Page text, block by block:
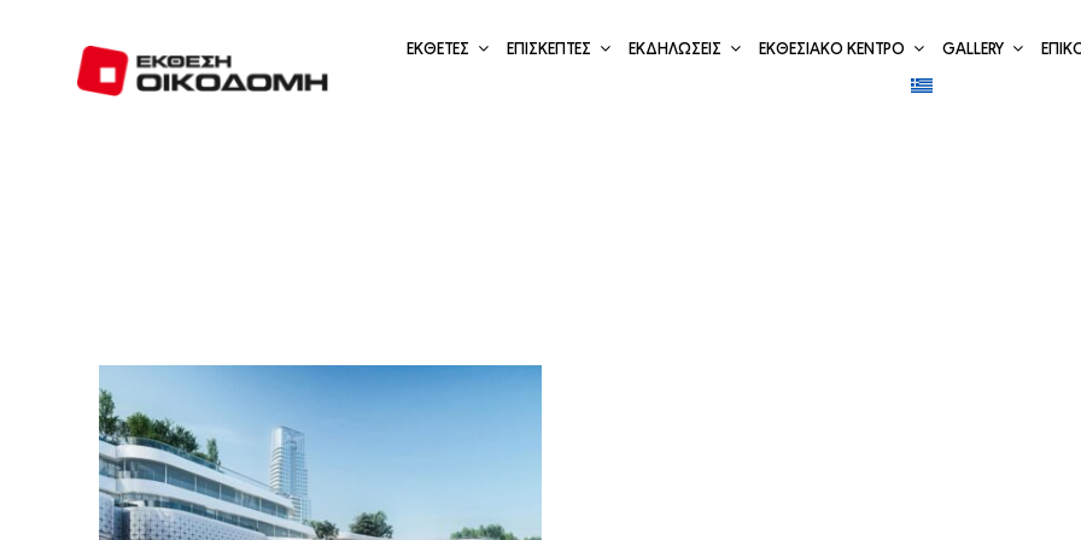
περιεχόμενο
ΕΚΘΕΤΕΣ ΕΠΙΣΚΕΠΤΕΣ ΕΚΔΗΛΩΣΕΙΣ ΕΚΘΕΣΙΑΚΟ ΚΕΝΤΡΟ GALLERY